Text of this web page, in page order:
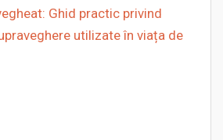
Ghid practic privind
utilizate în viața de